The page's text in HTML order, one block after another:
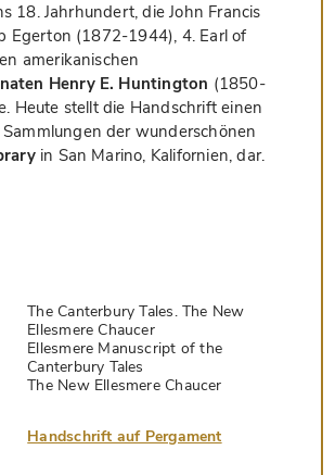
18. Jahrhundert, die John Francis
Egerton (1872-1944), 4. Earl of
amerikanischen
Henry E. Huntington (1850-
Heute stellt die Handschrift einen
der wunderschönen
in San Marino, Kalifornien, dar.
The Canterbury Tales. The New
Ellesmere Chaucer
Ellesmere Manuscript of the
Canterbury Tales
The New Ellesmere Chaucer
Handschrift auf Pergament